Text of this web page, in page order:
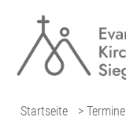
Startseite > Termine